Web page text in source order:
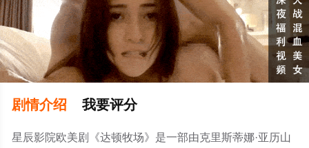
剧情介绍 我要评分
星辰影院欧美剧《达顿牧场》是一部由克里斯蒂娜·亚历山